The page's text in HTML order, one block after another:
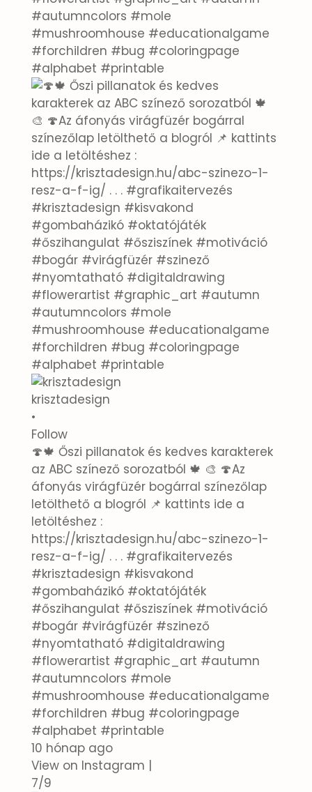
krisztadesign
•
Follow
🍄🍁 Őszi pillanatok és kedves karakterek
az ABC színező sorozatból 🍁 🎨 🍄Az
áfonyás virágfüzér bogárral színezőlap
letölthető a blogról 📌 kattints ide a
letöltéshez :
https://krisztadesign.hu/abc-szinezo-1-
resz-a-f-ig/ . . . #grafikaitervezés
#krisztadesign #kisvakond
#gombaházikó #oktatójáték
#őszihangulat #ősziszínek #motiváció
#bogár #virágfüzér #szinező
#nyomtatható #digitaldrawing
#flowerartist #graphic_art #autumn
#autumncolors #mole
#mushroomhouse #educationalgame
#forchildren #bug #coloringpage
#alphabet #printable
10 hónap ago
View on Instagram |
7/9